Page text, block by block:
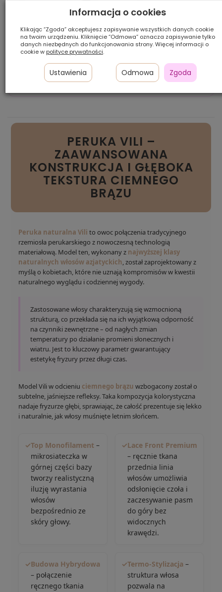
Zestaw HIT! (szampon+serum)
PERUKA VILI –
ZAAWANSOWANA
KONSTRUKCJA I GŁĘBOKA
TEKSTURA CIEMNEGO
BRĄZU
Peruka naturalna Vili to owoc połączenia tradycyjnego
rzemiosła perukarskiego z nowoczesną technologią
materiałową. Model ten, wykonany z najwyższej klasy
naturalnych włosów azjatyckich, został zaprojektowany z
myślą o kobietach, które nie uznają kompromisów w kwestii
naturalnego wyglądu i codziennej wygody.
Zastosowane włosy charakteryzują się wzmocnioną
strukturą, co przekłada się na ich wyjątkową odporność
na czynniki zewnętrzne – od nagłych zmian
temperatury po działanie promieni słonecznych i
wiatru. Jest to kluczowy parametr gwarantujący
estetykę fryzury przez długi czas.
Model Vili w odcieniu ciemnego brązu wzbogacony został o
subtelne, jaśniejsze refleksy. Taka kompozycja kolorystyczna
nadaje fryzurze głębi, sprawiając, że całość prezentuje się lekko
i naturalnie, jak włosy muśnięte letnim słońcem.
✓Top Monofilament –
mikrosiateczka w
górnej części bazy
tworzy realistyczną
iluzję wyrastania
włosów
bezpośrednio ze
skóry głowy.
✓Lace Front Premium
– ręcznie tkana
przednia linia
włosów umożliwia
odsłonięcie czoła i
zaczesywanie pasm
do góry bez
widocznych
krawędzi.
✓Budowa Hybrydowa
– połączenie
ręcznego tkania
✓Termo-Stylizacja –
struktura włosa
pozwala na
Informacja o cookies
Klikając “Zgoda” akceptujesz zapisywanie wszystkich danych cookie
na twoim urządzeniu. Kliknięcie “Odmowa” oznacza zapisywanie tylko
danych niezbędnych do funkcjonowania strony. Więcej informacji o
cookie w polityce prywatności.
Ustawienia Odmowa Zgoda